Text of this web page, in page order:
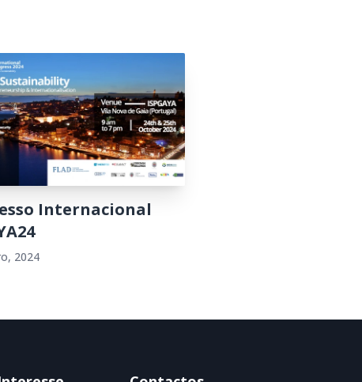
Internacional
2024